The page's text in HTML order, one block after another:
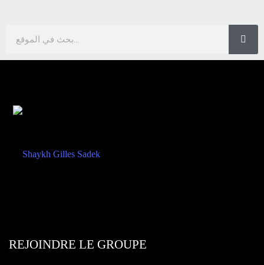
REJOINDRE LE GROUPE